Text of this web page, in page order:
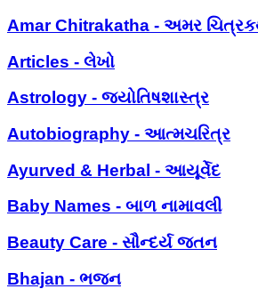
Amar Chitrakatha - અમર
Articles - લેખો
Astrology - જ્યોતિષશાસ્ત્ર
Autobiography - આત્મચરિત્ર
Ayurved & Herbal - આયૂર્વેદ
Baby Names - બાળ નામાવલી
Beauty Care - સૌન્દર્ય જતન
Bhajan - ભજન